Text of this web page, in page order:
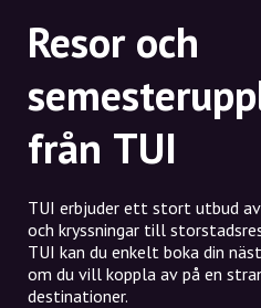
Resor och
från TUI
TUI erbjuder ett stort utbud
och kryssningar till
TUI kan du enkelt boka din
om du vill koppla av på en
destinationer.